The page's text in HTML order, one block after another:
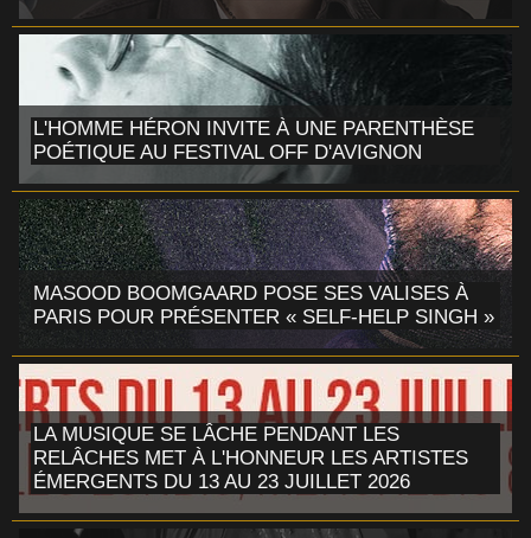
L'HOMME HÉRON INVITE À UNE PARENTHÈSE
POÉTIQUE AU FESTIVAL OFF D'AVIGNON
MASOOD BOOMGAARD POSE SES VALISES À
PARIS POUR PRÉSENTER « SELF-HELP SINGH »
LA MUSIQUE SE LÂCHE PENDANT LES
RELÂCHES MET À L'HONNEUR LES ARTISTES
ÉMERGENTS DU 13 AU 23 JUILLET 2026